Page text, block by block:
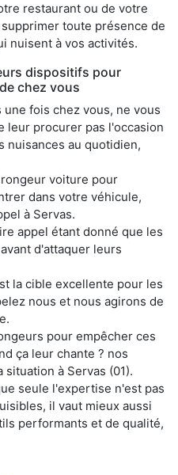
restaurant ou de votre
toute présence de
nuisent à vos activités.
dispositifs pour
chez vous
fois chez vous, ne vous
leur procurer pas l'occasion
nuisances au quotidien,
voiture pour
dans votre véhicule,
à Servas.
appel étant donné que les
d'attaquer leurs
la cible excellente pour les
nous et nous agirons de
pour empêcher ces
ça leur chante ? nos
à Servas (01).
seule l'expertise n'est pas
il vaut mieux aussi
performants et de qualité,